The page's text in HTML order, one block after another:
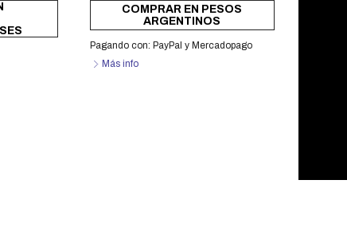
COMPRAR EN PESOS
ARGENTINOS
Pagando con: PayPal y Mercadopago
Más info